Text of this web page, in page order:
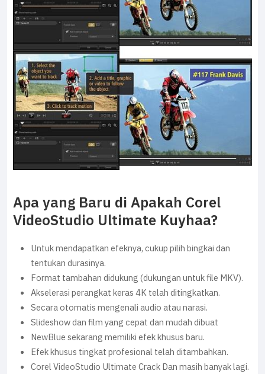
Apa yang Baru di Apakah Corel
VideoStudio Ultimate Kuyhaa?
Untuk mendapatkan efeknya, cukup pilih bingkai dan
tentukan durasinya.
Format tambahan didukung (dukungan untuk file MKV).
Akselerasi perangkat keras 4K telah ditingkatkan.
Secara otomatis mengenali audio atau narasi.
Slideshow dan film yang cepat dan mudah dibuat
NewBlue sekarang memiliki efek khusus baru.
Efek khusus tingkat profesional telah ditambahkan.
Corel VideoStudio Ultimate Crack Dan masih banyak lagi.